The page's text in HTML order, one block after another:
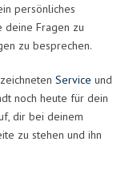
persönliches
deine Fragen zu
zu besprechen.
Service und
noch heute für dein
dir bei deinem
zu stehen und ihn